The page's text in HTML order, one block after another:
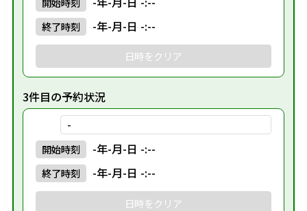
終了時刻 -年-月-日 -:--
日時をクリア
3件目の予約状況
-
開始時刻 -年-月-日 -:--
終了時刻 -年-月-日 -:--
日時をクリア